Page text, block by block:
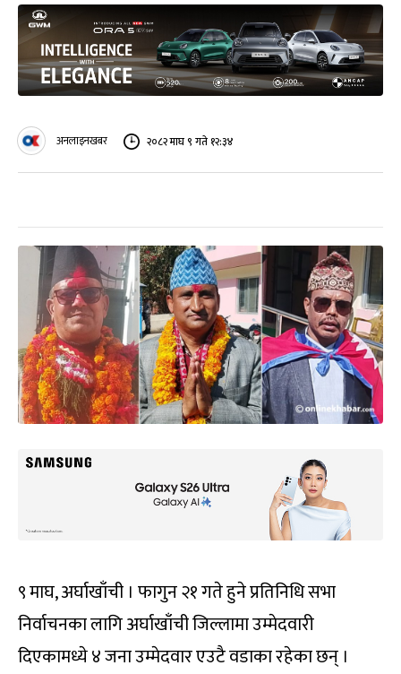
अनलाइनखबर २०८२ माघ ९ गते १२:३४
९ माघ, अर्घाखाँची । फागुन २१ गते हुने प्रतिनिधि सभा
निर्वाचनका लागि अर्घाखाँची जिल्लामा उम्मेदवारी
दिएकामध्ये ४ जना उम्मेदवार एउटै वडाका रहेका छन् ।